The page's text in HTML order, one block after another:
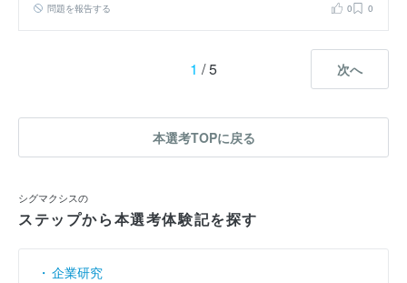
問題を報告する 0 0
1 / 5 次へ
本選考TOPに戻る
シグマクシスの
ステップから本選考体験記を探す
企業研究